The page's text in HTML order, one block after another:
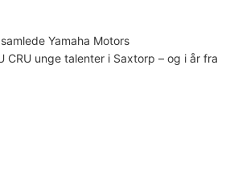
Yamaha Motors
CRU unge talenter i Saxtorp – og i år fra